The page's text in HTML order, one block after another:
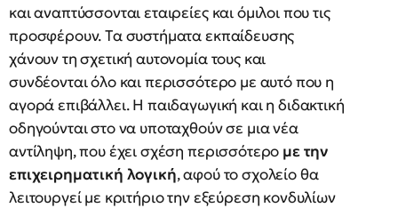
και αναπτύσσονται εταιρείες και όμιλοι που τις
προσφέρουν. Tα συστήματα εκπαίδευσης
χάνουν τη σχετική αυτονομία τους και
συνδέονται όλο και περισσότερο με αυτό που η
αγορά επιβάλλει. Η παιδαγωγική και η διδακτική
οδηγούνται στο να υποταχθούν σε μια νέα
αντίληψη, που έχει σχέση περισσότερο με την
επιχειρηματική λογική, αφού το σχολείο θα
λειτουργεί με κριτήριο την εξεύρεση κονδυλίων